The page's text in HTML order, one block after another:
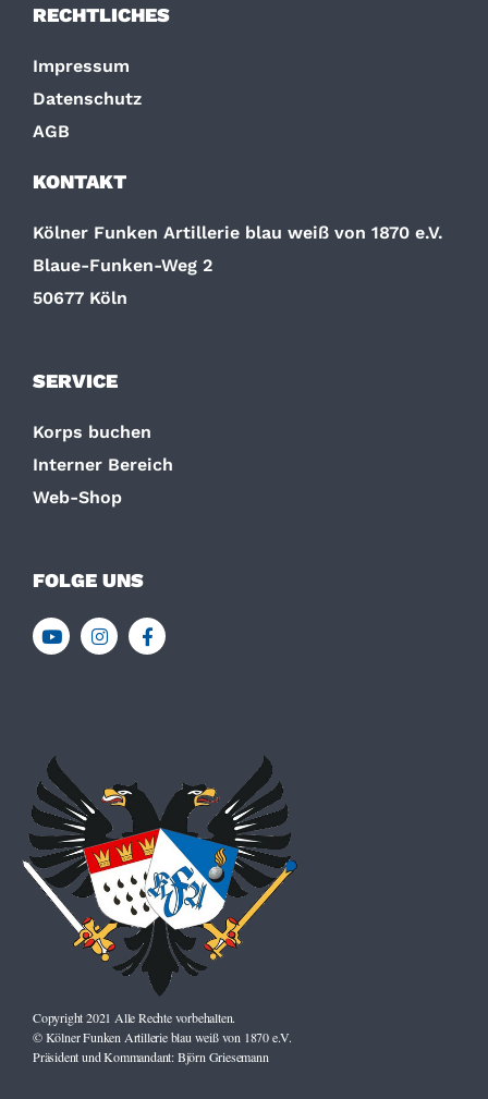
RECHTLICHES
Impressum
Datenschutz
AGB
KONTAKT
Kölner Funken Artillerie blau weiß von 1870 e.V.
Blaue-Funken-Weg 2
50677 Köln
SERVICE
Korps buchen
Interner Bereich
Web-Shop
FOLGE UNS
Copyright 2021 Alle Rechte vorbehalten.
© Kölner Funken Artillerie blau weiß von 1870 e.V.
Präsident und Kommandant: Björn Griesemann